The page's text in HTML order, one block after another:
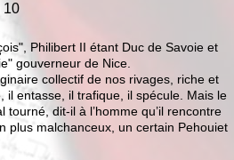
10
Philibert II étant Duc de Savoie et
gouverneur de Nice.
collectif de nos rivages, riche et
il entasse, il trafique, il spécule. Mais le
dit-il à l’homme qu’il rencontre
plus malchanceux, un certain Pehouiet